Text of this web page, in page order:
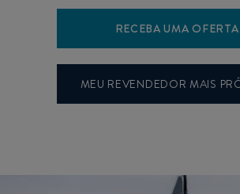
RECEBA UMA OFERTA
MEU REVENDEDOR MAIS